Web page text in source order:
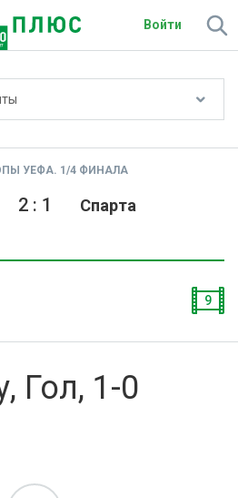
Войти
УЕФА. 1/4 ФИНАЛА
Спарта
2: 1
9
Гол, 1-0